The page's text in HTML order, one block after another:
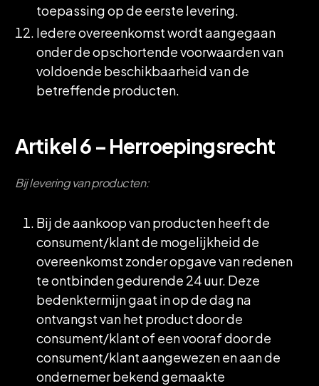
toepassing op de eerste levering.
Iedere overeenkomst wordt aangegaan
onder de opschortende voorwaarden van
voldoende beschikbaarheid van de
betreffende producten.
Artikel 6 – Herroepingsrecht
Bij levering van producten:
Bij de aankoop van producten heeft de
consument/klant de mogelijkheid de
overeenkomst zonder opgave van redenen
te ontbinden gedurende 24 uur. Deze
bedenktermijn gaat in op de dag na
ontvangst van het product door de
consument/klant of een vooraf door de
consument/klant aangewezen en aan de
ondernemer bekend gemaakte